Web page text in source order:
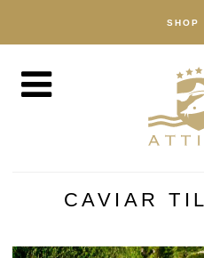
Attilus-
Vores
CAVIAR
SHOP